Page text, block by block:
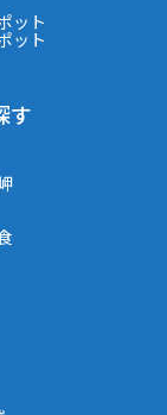
ット
ット
す